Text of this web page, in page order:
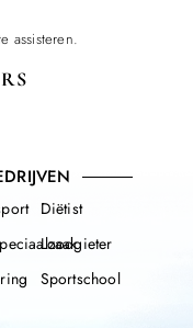
assisteren.
Diëtist
Loodgieter
Sportschool